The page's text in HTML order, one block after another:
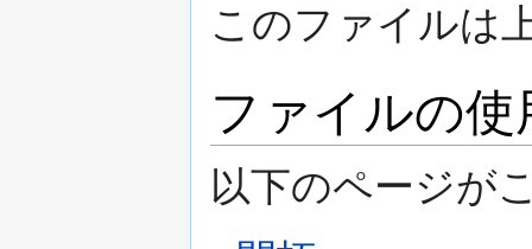
このファイルは
ファイルの使
以下のページが